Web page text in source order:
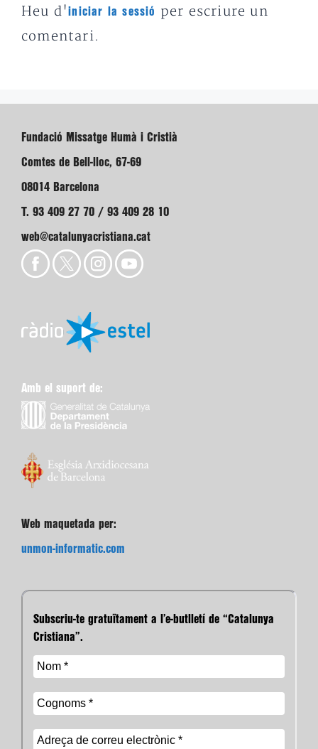
Heu d'iniciar la sessió
per escriure un
comentari.
Fundació Missatge Humà i Cristià
Comtes de Bell-lloc, 67-69
08014 Barcelona
T. 93 409 27 70 / 93 409 28 10
web@catalunyacristiana.cat
Amb el suport de:
Web maquetada per:
unmon-informatic.com
Subscriu-te gratuïtament a l’e-butlletí de “Catalunya
Cristiana”.